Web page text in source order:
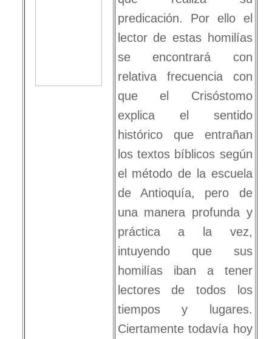
predicación. Por ello el
lector de estas homilías
se encontrará con
relativa frecuencia con
que el Crisóstomo
explica el sentido
histórico que entrañan
los textos bíblicos según
el método de la escuela
de Antioquía, pero de
una manera profunda y
práctica a la vez,
intuyendo que sus
homilías iban a tener
lectores de todos los
tiempos y lugares.
Ciertamente todavía hoy